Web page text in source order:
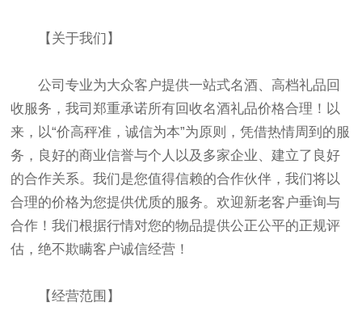
【关于我们】
公司专业为大众客户提供一站式名酒、高档礼品回
收服务，我司郑重承诺所有回收名酒礼品价格合理！以
来，以“价高秤准，诚信为本”为原则，凭借热情周到的服
务，良好的商业信誉与个人以及多家企业、建立了良好
的合作关系。我们是您值得信赖的合作伙伴，我们将以
合理的价格为您提供优质的服务。欢迎新老客户垂询与
合作！我们根据行情对您的物品提供公正公平的正规评
估，绝不欺瞒客户诚信经营！
【经营范围】